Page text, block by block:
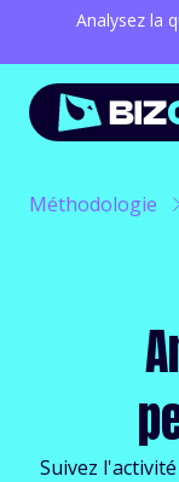
Analysez la
Méthodologie
Suivez